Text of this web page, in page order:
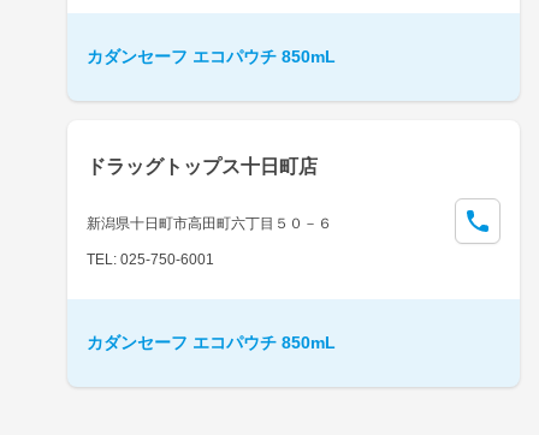
カダンセーフ エコパウチ 850mL
ドラッグトップス十日町店
新潟県十日町市高田町六丁目５０－６
TEL: 025-750-6001
カダンセーフ エコパウチ 850mL